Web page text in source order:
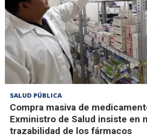
SALUD PÚBLICA
Compra masiva de
Exministro de Salud insiste en
trazabilidad de los fármacos